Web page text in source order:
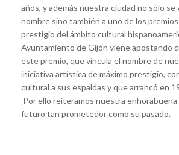
años, y además nuestra ciudad no sólo se
nombre sino también a uno de los
prestigio del ámbito cultural
Ayuntamiento de Gijón viene apostando
este premio, que vincula el nombre de
iniciativa artística de máximo prestigio,
cultural a sus espaldas y que arrancó en
Por ello reiteramos nuestra enhorabuena
futuro tan prometedor como su pasado.